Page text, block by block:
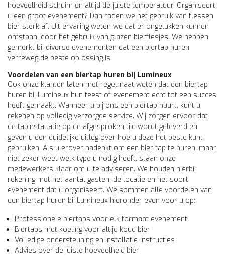
hoeveelheid schuim en altijd de juiste temperatuur. Organiseert
u een groot evenement? Dan raden we het gebruik van flessen
bier sterk af. Uit ervaring weten we dat er ongelukken kunnen
ontstaan, door het gebruik van glazen bierflesjes. We hebben
gemerkt bij diverse evenementen dat een biertap huren
verreweg de beste oplossing is.
Voordelen van een biertap huren bij Lumineux
Ook onze klanten laten met regelmaat weten dat een biertap
huren bij Lumineux hun feest of evenement echt tot een succes
heeft gemaakt. Wanneer u bij ons een biertap huurt, kunt u
rekenen op volledig verzorgde service. Wij zorgen ervoor dat
de tapinstallatie op de afgesproken tijd wordt geleverd en
geven u een duidelijke uitleg over hoe u deze het beste kunt
gebruiken. Als u erover nadenkt om een bier tap te huren, maar
niet zeker weet welk type u nodig heeft, staan onze
medewerkers klaar om u te adviseren. We houden hierbij
rekening met het aantal gasten, de locatie en het soort
evenement dat u organiseert. We sommen alle voordelen van
een biertap huren bij Lumineux hieronder even voor u op:
Professionele biertaps voor elk formaat evenement
Biertaps met koeling voor altijd koud bier
Volledige ondersteuning en installatie-instructies
Advies over de juiste hoeveelheid bier